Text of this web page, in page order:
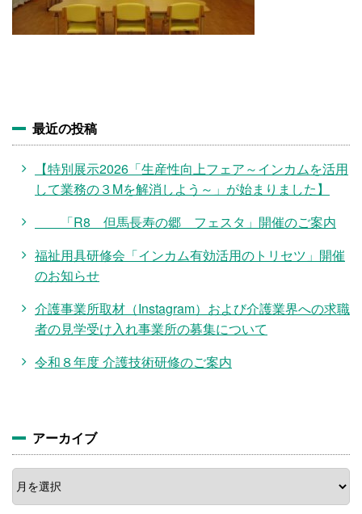
最近の投稿
【特別展示2026「生産性向上フェア～インカムを活用
して業務の３Mを解消しよう～」が始まりました】
「R8 但馬長寿の郷 フェスタ」開催のご案内
福祉用具研修会「インカム有効活用のトリセツ」開催
のお知らせ
介護事業所取材（Instagram）および介護業界への求職
者の見学受け入れ事業所の募集について
令和８年度 介護技術研修のご案内
アーカイブ
ア
ー
カ